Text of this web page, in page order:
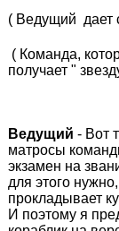
( Ведущий дает
( Команда,
получает "
Ведущий- Вот
матросы
экзамен на
для этого
прокладывает
И поэтому я